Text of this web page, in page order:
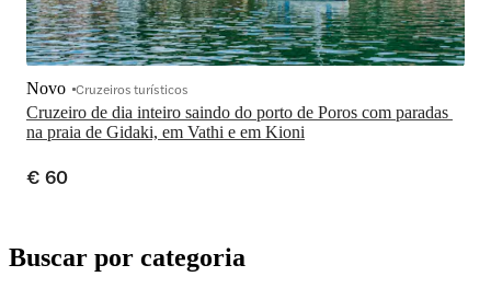
Cruzeiro de dia inteiro saindo do porto de Poros com paradas
na praia de Gidaki, em Vathi e em Kioni
Novo Cruzeiros turísticos
€ 60
Buscar por categoria